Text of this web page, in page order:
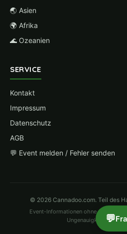
🌏 Asien
🌍 Afrika
🌊 Ozeanien
SERVICE
Kontakt
Impressum
Datenschutz
AGB
💬 Event melden / Fehler senden
© 2026 Cannadoo.com. Teil des
Event-Informationen ohne Gewähr.
Ungenauigkeiten bitte
💬